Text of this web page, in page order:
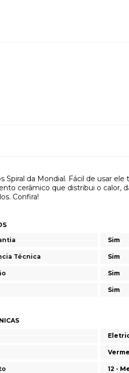
Spiral da Mondial. Fácil de usar
cerâmico que distribui o calor,
Confira!
Sim
Técnica Sim
Sim
Sim
12 -